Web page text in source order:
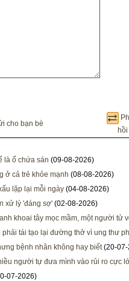
cho bạn bè
hồi
là ổ chứa sán (09-08-2026)
ở cả trẻ khỏe mạnh (08-08-2026)
lặp lại mỗi ngày (04-08-2026)
xử lý 'đáng sợ' (02-08-2026)
khoai tây mọc mầm, một người tử
tái tạo lại đường thở vì ung thư
bệnh nhân không hay biết(20-07-
người tự đưa mình vào rủi ro cực
07-2026)